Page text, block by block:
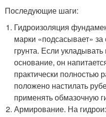
Последующие шаги:
Гидроизоляция
марки «подсасывает» за
грунта. Если
основание, он
практически полностью
положено настилать
применять обмазочную
Армирование. На